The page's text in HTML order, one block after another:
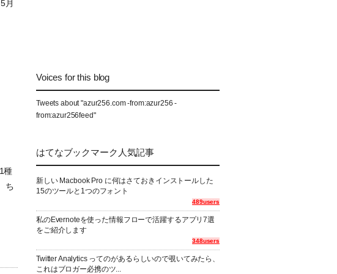
月
種
ち
Voices for this blog
Tweets about "azur256.com -from:azur256 -
from:azur256feed"
はてなブックマーク人気記事
新しい Macbook Pro に何はさておきインストールした
15のツールと1つのフォント
489users
私のEvernoteを使った情報フローで活躍するアプリ7選
をご紹介します
348users
Twitter Analytics ってのがあるらしいので覗いてみたら、
これはブロガー必携のツ...